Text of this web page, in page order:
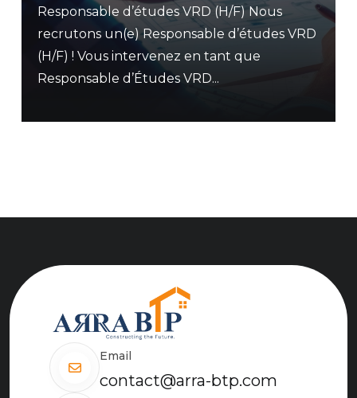
Responsable d’études VRD (H/F) Nous
recrutons un(e) Responsable d’études VRD
(H/F) ! Vous intervenez en tant que
Responsable d’Études VRD...
Email
contact@arra-btp.com